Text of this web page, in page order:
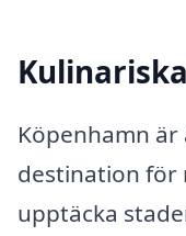
Köpenhamn
destination för
upptäcka